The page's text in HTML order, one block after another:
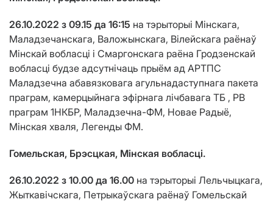
26.10.2022 з 09.15 да 16:15 на тэрыторыі Мінскага,
Маладзечанскага, Валожынскага, Вілейскага раёнаў
Мінскай вобласці і Смаргонскага раёна Гродзенскай
вобласці будзе адсутнічаць прыём ад АРТПС
Маладзечна абавязковага агульнадаступнага пакета
праграм, камерцыйнага эфірнага лічбавага ТБ , РВ
праграм 1НКБР, Маладзечна-ФМ, Новае Радыё,
Мінская хваля, Легенды ФМ.
Гомельская, Брэсцкая, Мінская вобласці.
26.10.2022 з 10.00 да 16.00 на тэрыторыі Лельчыцкага,
Жыткавічскага, Петрыкаўскага раёнаў Гомельскай